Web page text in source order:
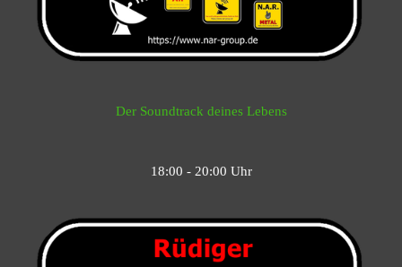
Der Soundtrack deines Lebens
18:00 - 20:00 Uhr